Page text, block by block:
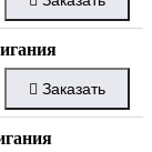
Заказать